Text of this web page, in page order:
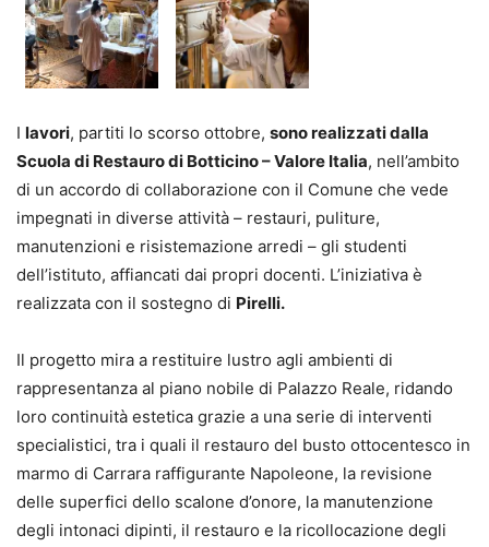
I lavori, partiti lo scorso ottobre, sono realizzati dalla
Scuola di Restauro di Botticino – Valore Italia, nell’ambito
di un accordo di collaborazione con il Comune che vede
impegnati in diverse attività – restauri, puliture,
manutenzioni e risistemazione arredi – gli studenti
dell’istituto, affiancati dai propri docenti. L’iniziativa è
realizzata con il sostegno di Pirelli.
Il progetto mira a restituire lustro agli ambienti di
rappresentanza al piano nobile di Palazzo Reale, ridando
loro continuità estetica grazie a una serie di interventi
specialistici, tra i quali il restauro del busto ottocentesco in
marmo di Carrara raffigurante Napoleone, la revisione
delle superfici dello scalone d’onore, la manutenzione
degli intonaci dipinti, il restauro e la ricollocazione degli